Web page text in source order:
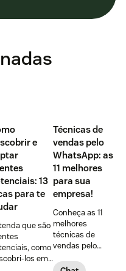
e
13
para te
que são
como
los em
Técnicas de
vendas pelo
WhatsApp: as
11 melhores
para sua
empresa!
Conheça as 11
melhores
técnicas de
vendas pelo
vantagens de